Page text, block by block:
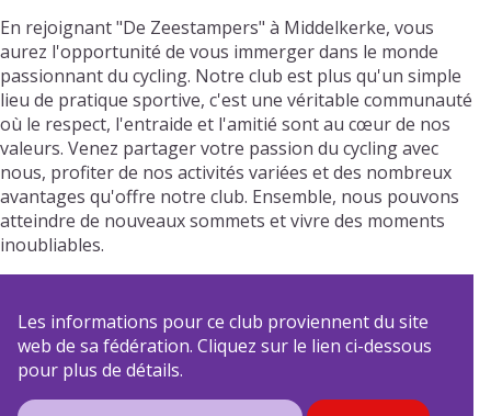
En rejoignant "De Zeestampers" à Middelkerke, vous
aurez l'opportunité de vous immerger dans le monde
passionnant du cycling. Notre club est plus qu'un simple
lieu de pratique sportive, c'est une véritable communauté
où le respect, l'entraide et l'amitié sont au cœur de nos
valeurs. Venez partager votre passion du cycling avec
nous, profiter de nos activités variées et des nombreux
avantages qu'offre notre club. Ensemble, nous pouvons
atteindre de nouveaux sommets et vivre des moments
inoubliables.
Les informations pour ce club proviennent du site
web de sa fédération. Cliquez sur le lien ci-dessous
pour plus de détails.